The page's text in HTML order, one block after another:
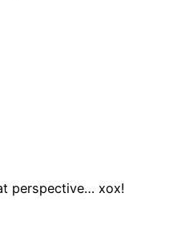
perspective… xox!